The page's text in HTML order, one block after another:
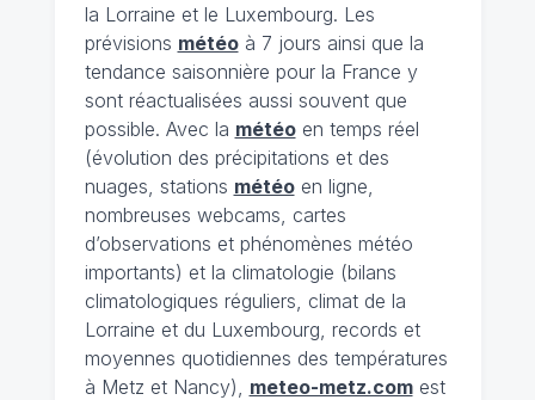
la Lorraine et le Luxembourg. Les
prévisions météoà 7 jours ainsi que la
tendance saisonnière pour la France y
sont réactualisées aussi souvent que
possible. Avec la météoen temps réel
(évolution des précipitations et des
nuages, stations météoen ligne,
nombreuses webcams, cartes
d’observations et phénomènes météo
importants) et la climatologie (bilans
climatologiques réguliers, climat de la
Lorraine et du Luxembourg, records et
moyennes quotidiennes des températures
à Metz et Nancy), meteo-metz.comest